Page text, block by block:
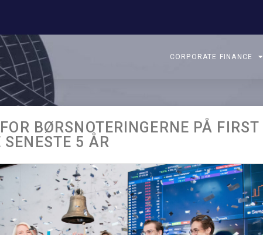
CORPORATE FINANCE
BØRSNOTERINGERNE PÅ FIRST
5 ÅR